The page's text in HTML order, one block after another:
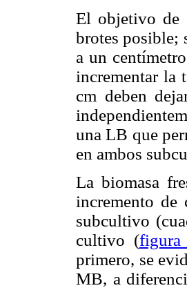
El objetivo de
brotes posible;
a un
incrementar la
cm deben
una LB que
en ambos
La biomasa
incremento de
subcultivo
cultivo (figura
primero, se
MB, a